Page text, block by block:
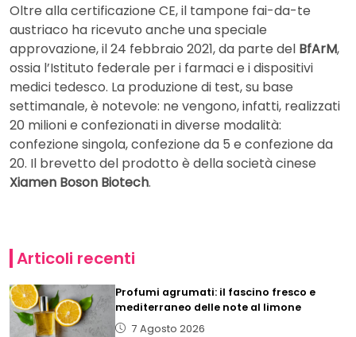
Oltre alla certificazione CE, il tampone fai-da-te
austriaco ha ricevuto anche una speciale
approvazione, il 24 febbraio 2021, da parte del BfArM,
ossia l’Istituto federale per i farmaci e i dispositivi
medici tedesco. La produzione di test, su base
settimanale, è notevole: ne vengono, infatti, realizzati
20 milioni e confezionati in diverse modalità:
confezione singola, confezione da 5 e confezione da
20. Il brevetto del prodotto è della società cinese
Xiamen Boson Biotech.
Articoli recenti
Profumi agrumati: il fascino fresco e
mediterraneo delle note al limone
7 Agosto 2026